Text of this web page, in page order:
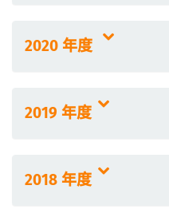
2020 年度
2019 年度
2018 年度